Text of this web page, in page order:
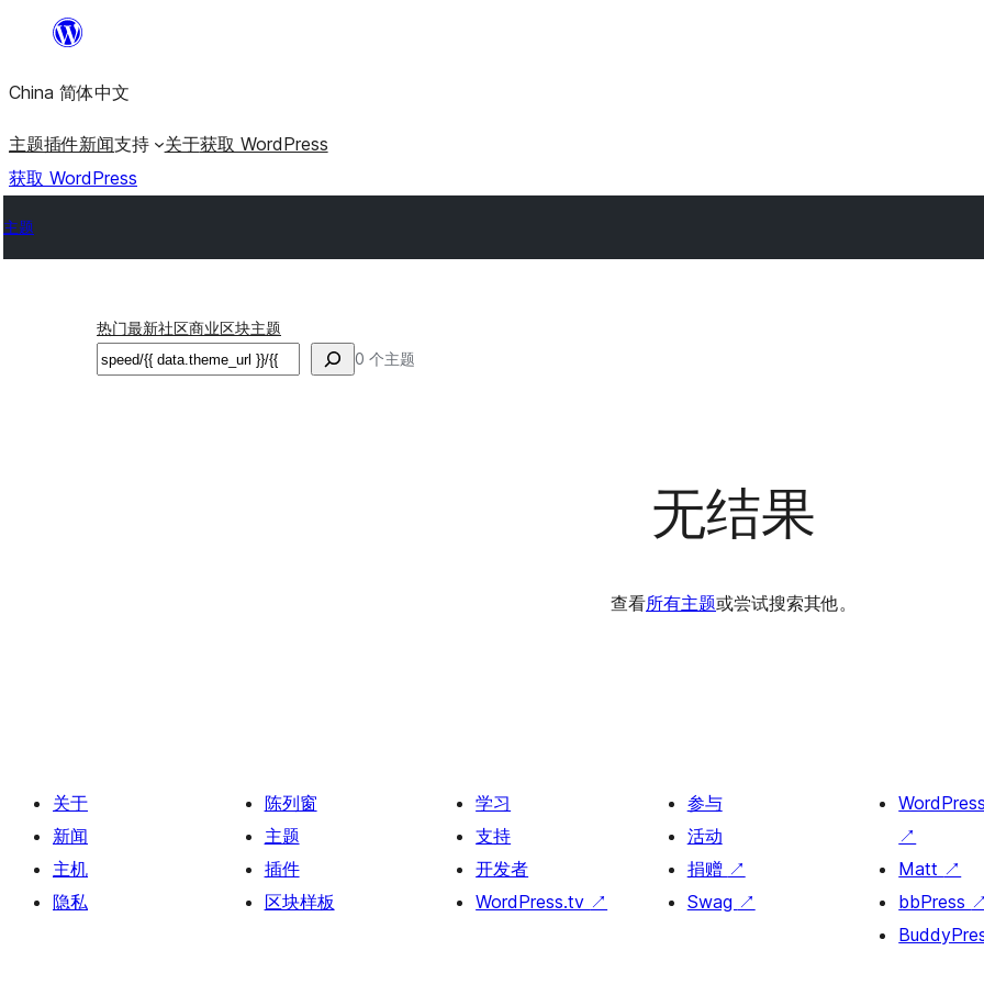
内
容
China 简体中文
主题插件新闻支持 关于获取 WordPress
获取 WordPress
主题
热门最新社区商业区块主题
搜
0 个主题
无结果
查看所有主题或尝试搜索其他。
关于
新闻
主机
隐私
陈列窗
主题
插件
区块样板
学习
支持
开发者
WordPress.tv ↗
参与
活动
捐赠 ↗
Swag ↗
↗
Matt ↗
bbPress ↗